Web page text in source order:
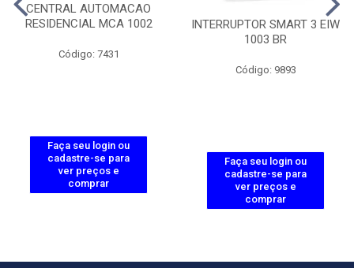
CENTRAL AUTOMACAO
RESIDENCIAL MCA 1002
Código: 7431
Faça seu login ou
cadastre-se para
ver preços e
comprar
INTERRUPTOR SMART 3 EIW
1003 BR
Código: 9893
Faça seu login ou
cadastre-se para
ver preços e
comprar